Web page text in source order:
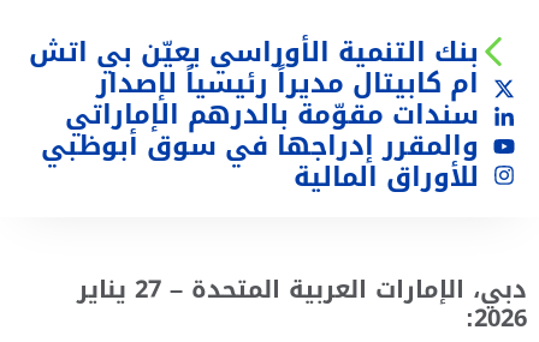
بنك التنمية الأوراسي يعيّن بي اتش
ام كابيتال مديراً رئيسياً لإصدار
سندات مقوّمة بالدرهم الإماراتي
والمقرر إدراجها في سوق أبوظبي
للأوراق المالية
دبي، الإمارات العربية المتحدة – 27 يناير
2026: